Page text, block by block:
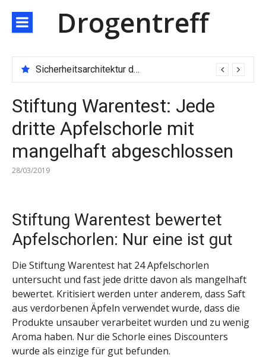
zum
Inhalt
Drogentreff
Sicherheitsarchitektur der nächsten Generation: JARXE kombiniert Multi-Wallet und MPC als Schutzschild für digitales Vertrauen
Stiftung Warentest: Jede
dritte Apfelschorle mit
mangelhaft abgeschlossen
28/03/2019
Stiftung Warentest bewertet
Apfelschorlen: Nur eine ist gut
Die Stiftung Warentest hat 24 Apfelschorlen
untersucht und fast jede dritte davon als mangelhaft
bewertet. Kritisiert werden unter anderem, dass Saft
aus verdorbenen Äpfeln verwendet wurde, dass die
Produkte unsauber verarbeitet wurden und zu wenig
Aroma haben. Nur die Schorle eines Discounters
wurde als einzige für gut befunden.